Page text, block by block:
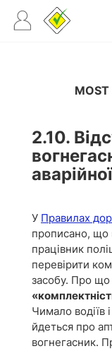
2.10.
У Правилах
прописано, що
працівник
перевірити
засобу. Про що
Чимало водіїв
йдеться про
вогнегасник.